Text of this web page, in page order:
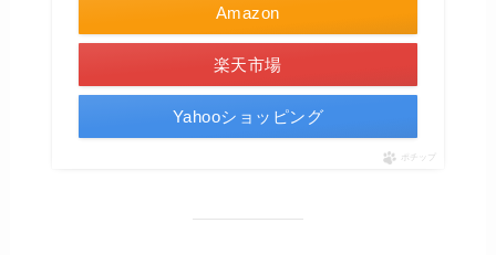
Amazon
楽天市場
Yahooショッピング
ポチップ